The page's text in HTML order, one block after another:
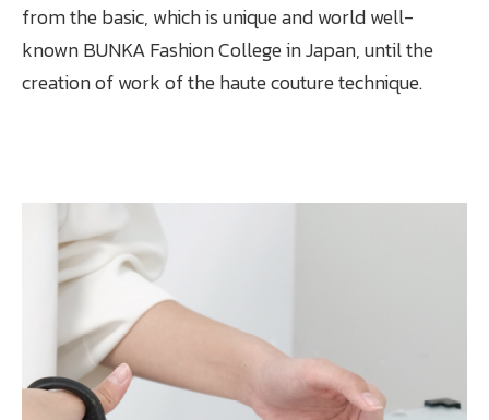
from the basic, which is unique and world well-
known BUNKA Fashion College in Japan, until the
creation of work of the haute couture technique.